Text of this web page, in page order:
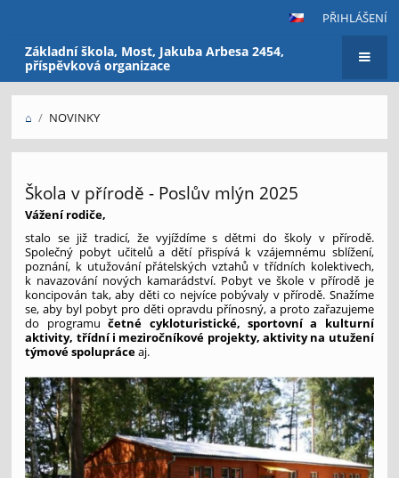
PŘIHLÁŠENÍ
Základní škola, Most, Jakuba Arbesa 2454,
příspěvková organizace
⌂ / NOVINKY
Škola v přírodě - Poslův mlýn 2025
Vážení rodiče,
stalo se již tradicí, že vyjíždíme s dětmi do školy v přírodě.
Společný pobyt učitelů a dětí přispívá k vzájemnému sblížení,
poznání, k utužování přátelských vztahů v třídních kolektivech,
k navazování nových kamarádství. Pobyt ve škole v přírodě je
koncipován tak, aby děti co nejvíce pobývaly v přírodě. Snažíme
se, aby byl pobyt pro děti opravdu přínosný, a proto zařazujeme
do programučetné cykloturistické, sportovní a kulturní
aktivity, třídní i meziročníkové projekty, aktivity na utužení
týmové spolupráceaj.